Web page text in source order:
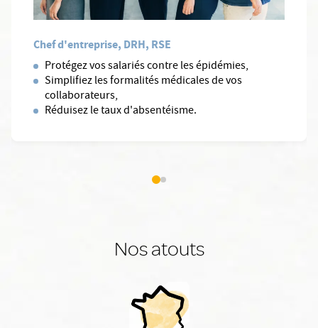
Chef d'entreprise, DRH, RSE
Protégez vos salariés contre les épidémies,
Simplifiez les formalités médicales de vos
collaborateurs,
Réduisez le taux d'absentéisme.
Nos atouts